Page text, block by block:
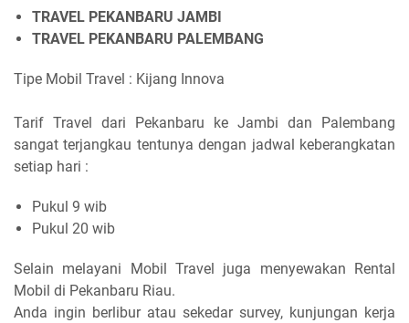
TRAVEL PEKANBARU JAMBI
TRAVEL PEKANBARU PALEMBANG
Tipe Mobil Travel : Kijang Innova
Tarif Travel dari Pekanbaru ke Jambi dan Palembang
sangat terjangkau tentunya dengan jadwal keberangkatan
setiap hari :
Pukul 9 wib
Pukul 20 wib
Selain melayani Mobil Travel juga menyewakan Rental
Mobil di Pekanbaru Riau.
Anda ingin berlibur atau sekedar survey, kunjungan kerja